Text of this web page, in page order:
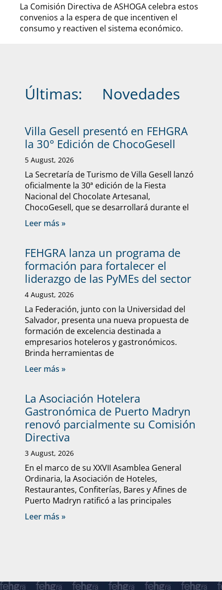
La Comisión Directiva de ASHOGA celebra estos
convenios a la espera de que incentiven el
consumo y reactiven el sistema económico.
Últimas: Novedades
Villa Gesell presentó en FEHGRA
la 30° Edición de ChocoGesell
5 August, 2026
La Secretaría de Turismo de Villa Gesell lanzó
oficialmente la 30ª edición de la Fiesta
Nacional del Chocolate Artesanal,
ChocoGesell, que se desarrollará durante el
Leer más »
FEHGRA lanza un programa de
formación para fortalecer el
liderazgo de las PyMEs del sector
4 August, 2026
La Federación, junto con la Universidad del
Salvador, presenta una nueva propuesta de
formación de excelencia destinada a
empresarios hoteleros y gastronómicos.
Brinda herramientas de
Leer más »
La Asociación Hotelera
Gastronómica de Puerto Madryn
renovó parcialmente su Comisión
Directiva
3 August, 2026
En el marco de su XXVII Asamblea General
Ordinaria, la Asociación de Hoteles,
Restaurantes, Confiterías, Bares y Afines de
Puerto Madryn ratificó a las principales
Leer más »